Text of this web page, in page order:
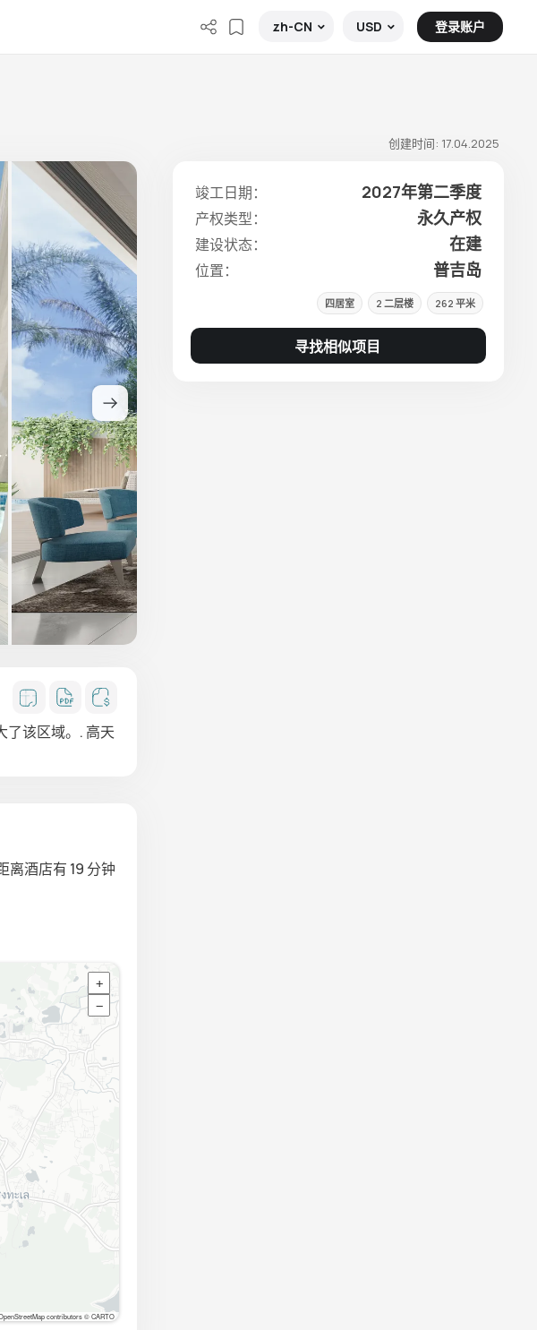
zh-CN USD 登录账户
创建时间: 17.04.2025
竣工日期： 2027年第二季度
产权类型： 永久产权
建设状态： 在建
位置： 普吉岛
四居室 2 二层楼 262 平米
寻找相似项目
了该区域。. 高天
离酒店有 19 分钟
+
−
contributors © CARTO